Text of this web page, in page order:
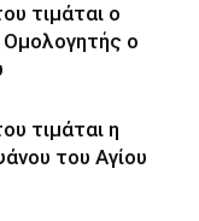
τιμάται ο
Ομολογητής ο
τιμάται η
του Αγίου